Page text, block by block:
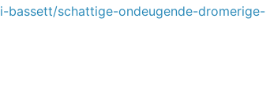
bassett/schattige-ondeugende-dromerige-